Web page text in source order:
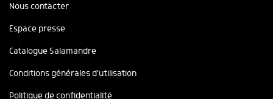
Nous contacter
Espace presse
Catalogue Salamandre
Conditions générales d'utilisation
Politique de confidentialité